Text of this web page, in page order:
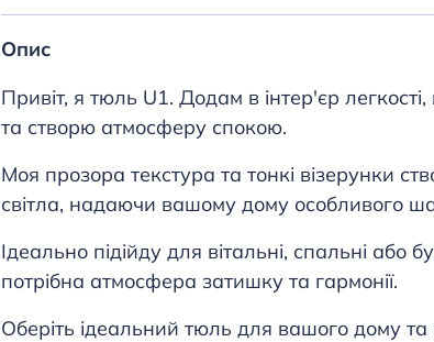
Опис
Привіт, я тюль U1. Додам в інтер'єр
та створю атмосферу спокою.
Моя прозора текстура та тонкі візерунки
світла, надаючи вашому дому особливого
Ідеально підійду для вітальні, спальні або
потрібна атмосфера затишку та гармонії.
Оберіть ідеальний тюль для вашого дому та